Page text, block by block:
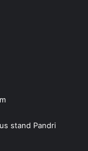
stand Pandri